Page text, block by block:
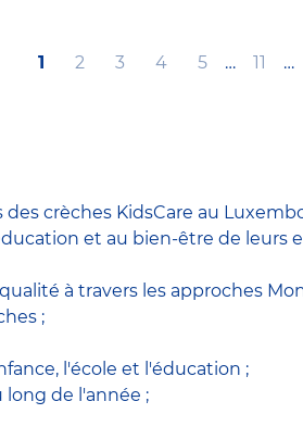
Current
1 Page
2 Page
3 Page
4 Page
5 … Page
11 …
crèches KidsCare au
et au bien-être de leurs
à travers les approches
;
l'école et l'éducation ;
de l'année ;